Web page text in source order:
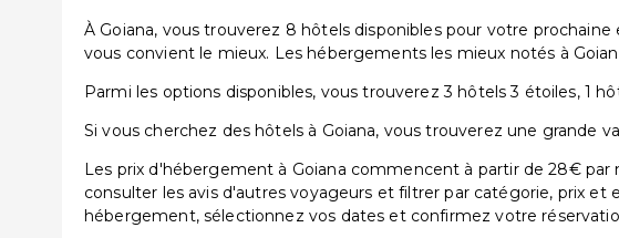
À Goiana, vous trouverez 8 hôtels disponibles pour votre
vous convient le mieux. Les hébergements les mieux notés à
Parmi les options disponibles, vous trouverez 3 hôtels 3 étoiles, 1
Si vous cherchez des hôtels à Goiana, vous trouverez une grande
Les prix d'hébergement à Goiana commencent à partir de 28€
consulter les avis d'autres voyageurs et filtrer par catégorie, prix
hébergement, sélectionnez vos dates et confirmez votre